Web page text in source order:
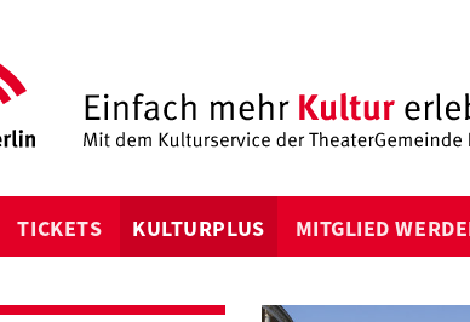
TICKETS KULTURPLUS MITGLIED